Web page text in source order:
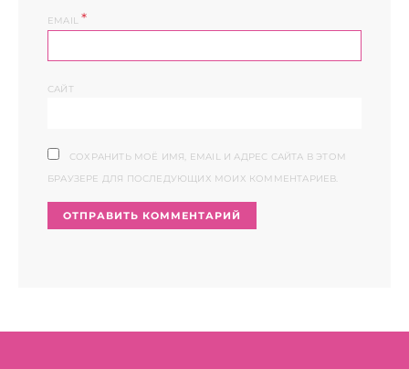
EMAIL*
САЙТ
СОХРАНИТЬ МОЁ ИМЯ, EMAIL И АДРЕС САЙТА В ЭТОМ
БРАУЗЕРЕ ДЛЯ ПОСЛЕДУЮЩИХ МОИХ КОММЕНТАРИЕВ.